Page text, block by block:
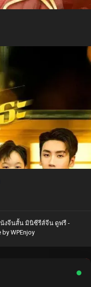
งจีนสั้น มินิซีรีส์จีน ดูฟรี -
by WPEnjoy